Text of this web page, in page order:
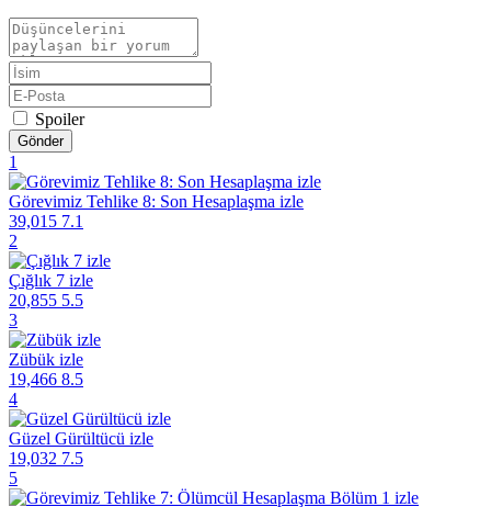
Spoiler
Gönder
1
Görevimiz Tehlike 8: Son Hesaplaşma izle
39,015 7.1
2
Çığlık 7 izle
20,855 5.5
3
Zübük izle
19,466 8.5
4
Güzel Gürültücü izle
19,032 7.5
5